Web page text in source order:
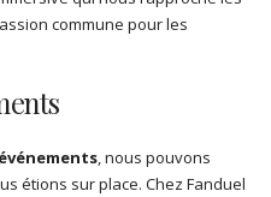
commune pour les
, nous pouvons
étions sur place. Chez Fanduel